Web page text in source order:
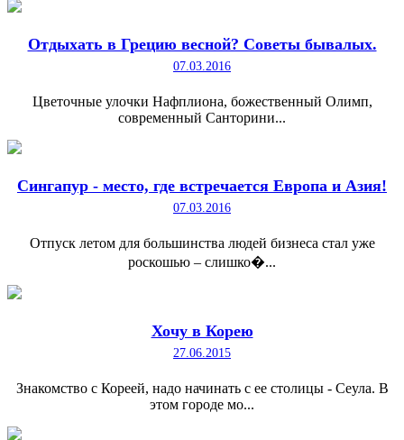
Отдыхать в Грецию весной? Советы бывалых.
07.03.2016
Цветочные улочки Нафплиона, божественный Олимп,
современный Санторини...
Сингапур - место, где встречается Европа и Азия!
07.03.2016
Отпуск летом для большинства людей бизнеса стал уже
роскошью – слишко�...
Хочу в Корею
27.06.2015
Знакомство с Кореей, надо начинать с ее столицы - Сеула. В
этом городе мо...